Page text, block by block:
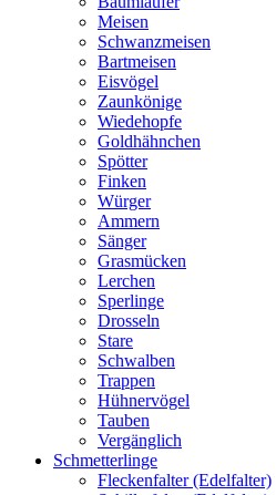
Meisen
Schwanzmeisen
Bartmeisen
Eisvögel
Zaunkönige
Wiedehopfe
Goldhähnchen
Spötter
Finken
Würger
Ammern
Sänger
Grasmücken
Lerchen
Sperlinge
Drosseln
Stare
Schwalben
Trappen
Hühnervögel
Tauben
Vergänglich
Schmetterlinge
Fleckenfalter (Edelfalter)